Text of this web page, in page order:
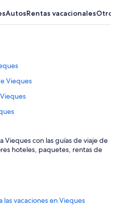
AutosRentas vacacionalesOtros
Vieques
Vieques
Vieques con las guías de viaje de
hoteles, paquetes, rentas de
las vacaciones en Vieques